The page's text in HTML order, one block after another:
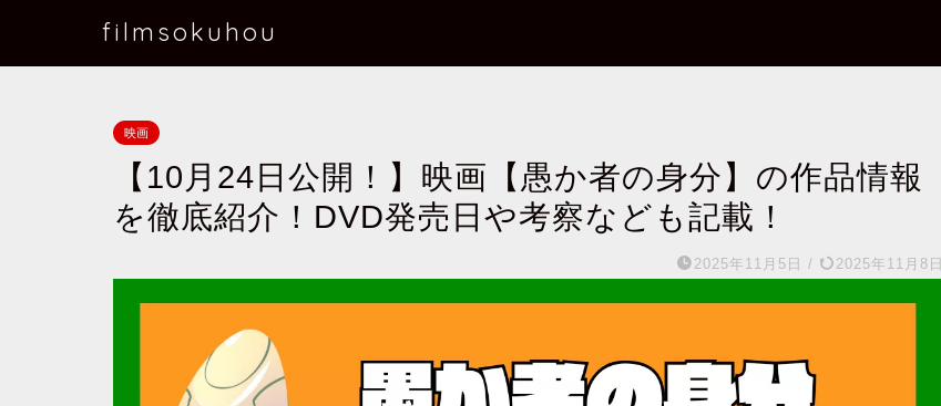
filmsokuhou
映画
【10月24日公開！】映画【愚か者の身分】の作品情報
を徹底紹介！DVD発売日や考察なども記載！
2025年11月5日 / 2025年11月8日